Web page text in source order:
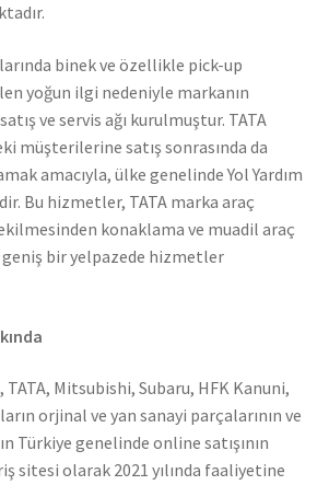
binek ve özellikle pick-up
yoğun ilgi nedeniyle markanın
ve servis ağı kurulmuştur. TATA
müşterilerine satış sonrasında da
amacıyla, ülke genelinde Yol Yardım
Bu hizmetler, TATA marka araç
konaklama ve muadil araç
bir yelpazede hizmetler
TATA, Mitsubishi, Subaru, HFK Kanuni,
orjinal ve yan sanayi parçalarının ve
Türkiye genelinde online satışının
sitesi olarak 2021 yılında faaliyetine